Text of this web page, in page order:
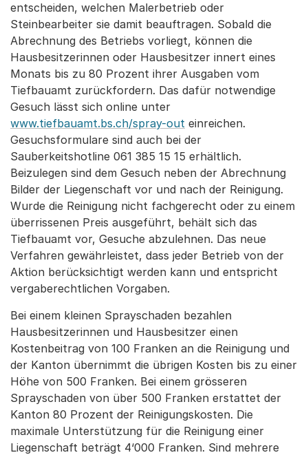
entscheiden, welchen Malerbetrieb oder
Steinbearbeiter sie damit beauftragen. Sobald die
Abrechnung des Betriebs vorliegt, können die
Hausbesitzerinnen oder Hausbesitzer innert eines
Monats bis zu 80 Prozent ihrer Ausgaben vom
Tiefbauamt zurückfordern. Das dafür notwendige
Gesuch lässt sich online unter
www.tiefbauamt.bs.ch/spray-out einreichen.
Gesuchsformulare sind auch bei der
Sauberkeitshotline 061 385 15 15 erhältlich.
Beizulegen sind dem Gesuch neben der Abrechnung
Bilder der Liegenschaft vor und nach der Reinigung.
Wurde die Reinigung nicht fachgerecht oder zu einem
überrissenen Preis ausgeführt, behält sich das
Tiefbauamt vor, Gesuche abzulehnen. Das neue
Verfahren gewährleistet, dass jeder Betrieb von der
Aktion berücksichtigt werden kann und entspricht
vergaberechtlichen Vorgaben.
Bei einem kleinen Sprayschaden bezahlen
Hausbesitzerinnen und Hausbesitzer einen
Kostenbeitrag von 100 Franken an die Reinigung und
der Kanton übernimmt die übrigen Kosten bis zu einer
Höhe von 500 Franken. Bei einem grösseren
Sprayschaden von über 500 Franken erstattet der
Kanton 80 Prozent der Reinigungskosten. Die
maximale Unterstützung für die Reinigung einer
Liegenschaft beträgt 4‘000 Franken. Sind mehrere